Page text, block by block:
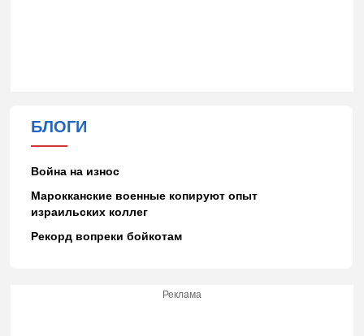
БЛОГИ
Война на износ
Марокканские военные копируют опыт
израильских коллег
Рекорд вопреки бойкотам
Реклама